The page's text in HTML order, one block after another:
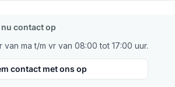
contact op
ma t/m vr van 08:00 tot 17:00 uur.
contact met ons op